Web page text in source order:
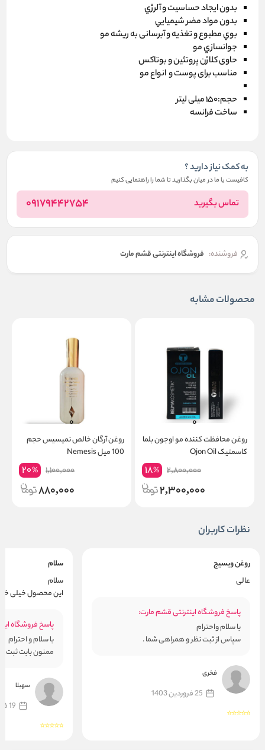
بدون ايجاد حساسيت و آلرژي
بدون مواد مضر شيميايي
بوي مطبوع و تغذیه و آبرسانی به ریشه مو
جوانسازي مو
حاوی کلاژن پروتئین و بوتاکس
مناسب برای پوست و انواع مو
حجم:150 میلی لیتر
ساخت فرانسه
به کمک نیاز دارید ؟
کافیست با ما در میان بگذارید تا شما را راهنمایی کنیم
تماس بگیرید 09179442754
فروشنده: فروشگاه اینترنتی قشم مارت
محصولات مشابه
روغن محافظت کننده مو اوجون بلما
کاسمتیک Ojon Oil
2,800,000
18%
2,300,000
روغن آرگان خالص نمیسیس حجم
100 میل Nemesis
1,100,000
20%
880,000
نظرات کاربران
روغن ویسیج
عالی
پاسخ فروشگاه اینترنتی قشم مارت:
با سلام واحترام
سپاس از ثبت نظر و همراهی شما .
فخری
25 فروردین 1403
سلام
سلام
این محصول خیلی
پاسخ فروشگاه
با سلام و احترام
ممنون بابت ثبت
سهیلا
19 فروردین 1403